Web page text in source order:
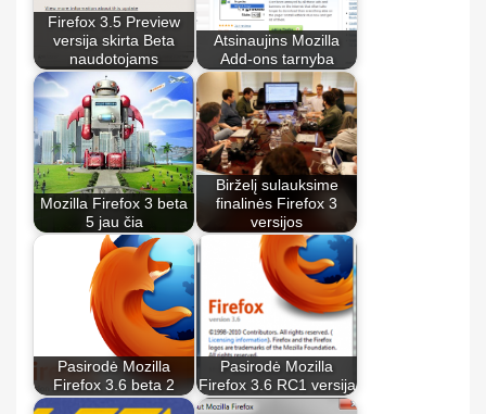
Firefox 3.5 Preview
versija skirta Beta
naudotojams
Atsinaujins Mozilla
Add-ons tarnyba
Mozilla Firefox 3 beta
5 jau čia
Birželį sulauksime
finalinės Firefox 3
versijos
Pasirodė Mozilla
Firefox 3.6 beta 2
Pasirodė Mozilla
Firefox 3.6 RC1 versija